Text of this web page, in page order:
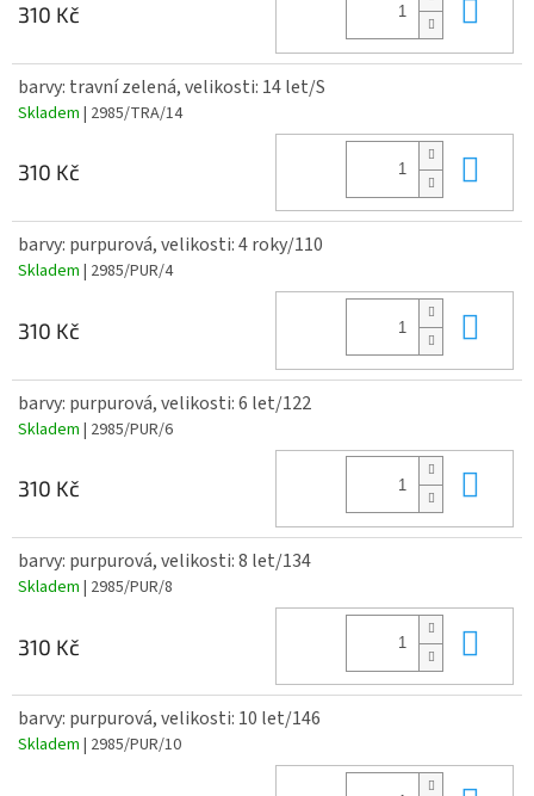
310 Kč
barvy: travní zelená, velikosti: 14 let/S
Skladem | 2985/TRA/14
310 Kč
barvy: purpurová, velikosti: 4 roky/110
Skladem | 2985/PUR/4
310 Kč
barvy: purpurová, velikosti: 6 let/122
Skladem | 2985/PUR/6
310 Kč
barvy: purpurová, velikosti: 8 let/134
Skladem | 2985/PUR/8
310 Kč
barvy: purpurová, velikosti: 10 let/146
Skladem | 2985/PUR/10